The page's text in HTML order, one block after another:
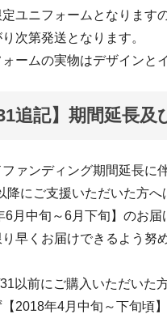
ユニフォームとなります
次第発送となります。
ームの実物はデザインと
31追記】期間延長
ァンディング期間延長に伴
降にご支援いただいた方へ
6月中旬～6月下旬】のお届
早くお届けできるよう努
以前にご購入いただいた方
2018年4月中旬～下旬頃